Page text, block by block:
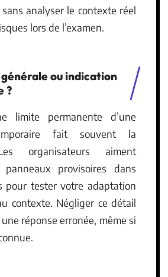
analyser le contexte réel
lors de l’examen.
ou indication
?
limite permanente d’une
fait souvent la
organisateurs aiment
provisoires dans
pour tester votre adaptation
contexte. Négliger ce détail
réponse erronée, même si